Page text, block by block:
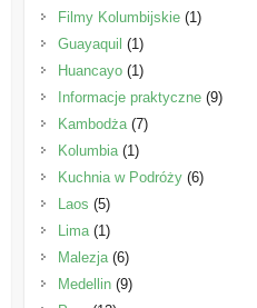
Filmy Kolumbijskie(1)
Guayaquil (1)
Huancayo(1)
Informacje praktyczne(9)
Kambodża(7)
Kolumbia(1)
Kuchnia w Podróży(6)
Laos (5)
Lima(1)
Malezja(6)
Medellin(9)